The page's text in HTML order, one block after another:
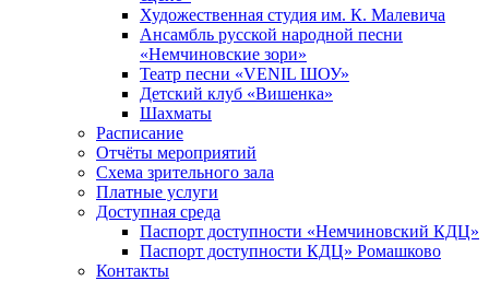
Художественная студия им. К. Малевича
Ансамбль русской народной песни
«Немчиновские зори»
Театр песни «VENIL ШОУ»
Детский клуб «Вишенка»
Шахматы
Расписание
Отчёты мероприятий
Схема зрительного зала
Платные услуги
Доступная среда
Паспорт доступности «Немчиновский КДЦ»
Паспорт доступности КДЦ» Ромашково
Контакты